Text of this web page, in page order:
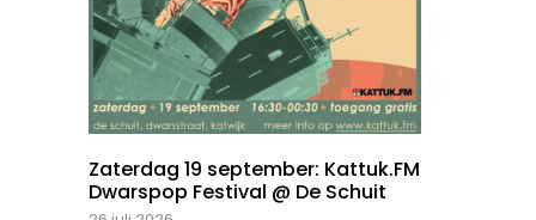
Zaterdag 19 september: Kattuk.FM
Dwarspop Festival @ De Schuit